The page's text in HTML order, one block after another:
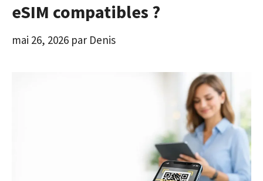
eSIM compatibles ?
mai 26, 2026 par Denis